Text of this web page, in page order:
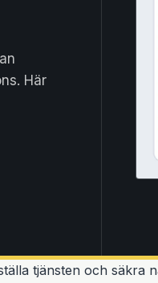
Här
tjänsten och